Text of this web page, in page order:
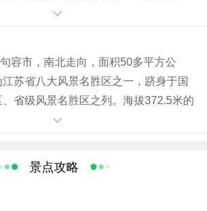
前行驶3公里左右到达句容茅山。 2、
道口下，到达句容市区。沿句茅旅游
茅山第一个路口是金坛茅山，还要继
右到达句容茅山。 二、动车 1、上海－
车约1.5小时可到，其他快车、慢车行
停常州）钟或1小时10分钟（停无锡、
－镇江：动车半小时，其他列车1小时
容市，南北走向，面积50多平方公
苏省八大风景名胜区之一，跻身于国
省级风景名胜区之列。海拔372.5米的
葱郁，有九峰、二十六洞、十九泉之
山气，秋见山情，冬见山骨”。茅山还是
传汉元帝初5年（公元前44年），陕西
景点攻略